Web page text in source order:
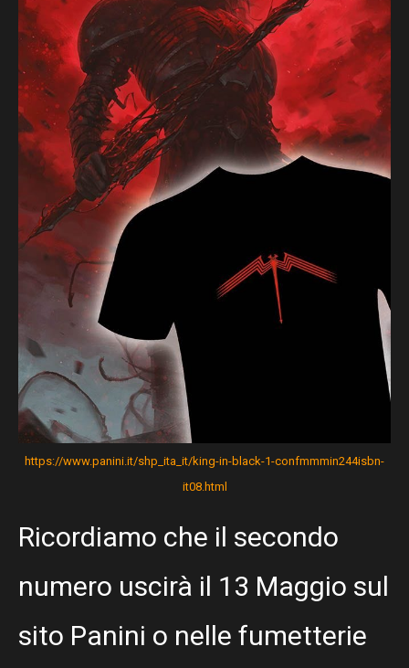
https://www.panini.it/shp_ita_it/king-in-black-1-confmmmin244isbn-
it08.html
Ricordiamo che il secondo
numero uscirà il 13 Maggio sul
sito Panini o nelle fumetterie